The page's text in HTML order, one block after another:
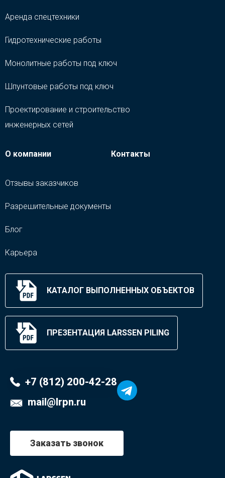
Аренда спецтехники
Гидротехнические работы
Монолитные работы под ключ
Шпунтовые работы под ключ
Проектирование и строительство
инженерных сетей
О компании
Отзывы заказчиков
Разрешительные документы
Блог
Карьера
Контакты
КАТАЛОГ ВЫПОЛНЕННЫХ ОБЪЕКТОВ
ПРЕЗЕНТАЦИЯ LARSSEN PILING
+7 (812) 200-42-28
mail@lrpn.ru
Заказать звонок